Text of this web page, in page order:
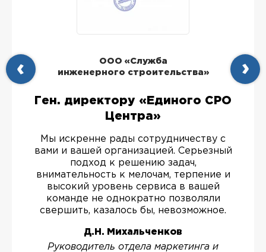
ООО «Служба
инженерного строительства»
Ген. директору «Единого СРО
Центра»
Мы искренне рады сотрудничеству с
вами и вашей организацией. Серьезный
подход к решению задач,
внимательность к мелочам, терпение и
высокий уровень сервиса в вашей
команде не однократно позволяли
свершить, казалось бы, невозможное.
Д.Н. Михальченков
Руководитель отдела маркетинга и